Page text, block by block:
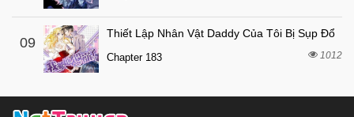
09
Thiết Lập Nhân Vật Daddy Của Tôi Bị Sụp Đổ
Chapter 183 1012